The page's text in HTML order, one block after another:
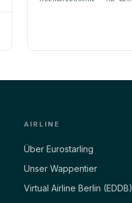
AIRLINE
Über Eurostarling
Unser Wappentier
Virtual Airline Berlin (EDDB)